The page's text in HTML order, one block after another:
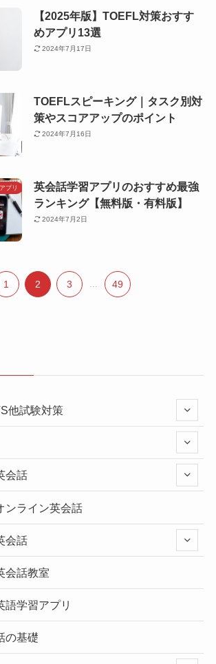
【2025年版】TOEFL対策おすす
めアプリ13選
2024年7月17日
TOEFLスピーキング｜タスク別対
策やスコアアップのポイント
2024年7月16日
プリ
英会話学習アプリのおすすめ最強
ランキング【無料版・有料版】
2024年7月2日
1 2 3 49
他試験対策
会話
ンライン英会話
会話
会話教室
語学習アプリ
の基礎